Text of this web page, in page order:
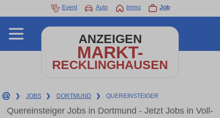
Event Auto Immo Job
ANZEIGEN
MARKT-
RECKLINGHAUSEN
❯ JOBS ❯ DORTMUND ❯ QUEREINSTEIGER
Quereinsteiger Jobs in Dortmund - Jetzt Jobs in Voll-